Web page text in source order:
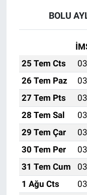
BOLU
25 Tem Cts
26 Tem Paz
27 Tem Pts
28 Tem Sal
29 Tem Çar
30 Tem Per
31 Tem Cum
1 Ağu Cts